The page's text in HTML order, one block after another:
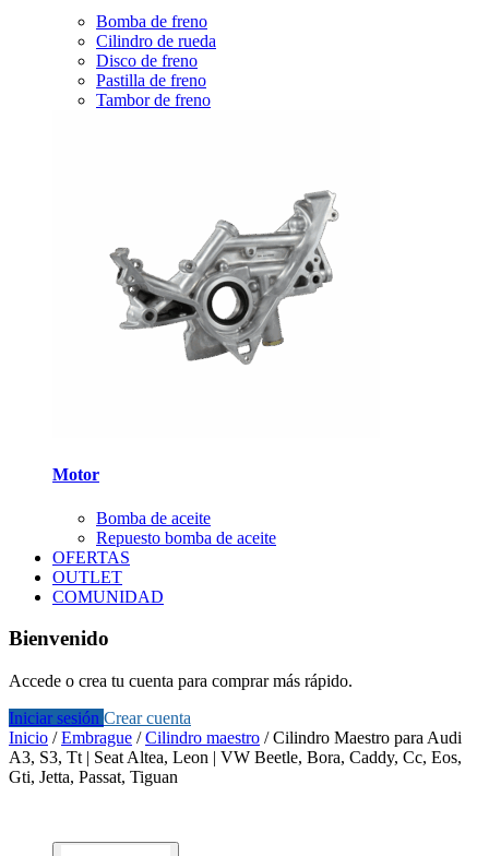
Bomba de freno
Cilindro de rueda
Disco de freno
Pastilla de freno
Tambor de freno
Motor
Bomba de aceite
Repuesto bomba de aceite
OFERTAS
OUTLET
COMUNIDAD
Bienvenido
Accede o crea tu cuenta para comprar más rápido.
Iniciar sesión Crear cuenta
Inicio /Embrague /Cilindro maestro /Cilindro Maestro para Audi
A3, S3, Tt | Seat Altea, Leon | VW Beetle, Bora, Caddy, Cc, Eos,
Gti, Jetta, Passat, Tiguan